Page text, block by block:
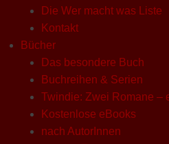
Die Wer macht was Liste
Kontakt
Bücher
Das besondere Buch
Buchreihen & Serien
Twindie: Zwei Romane –
Kostenlose eBooks
nach AutorInnen